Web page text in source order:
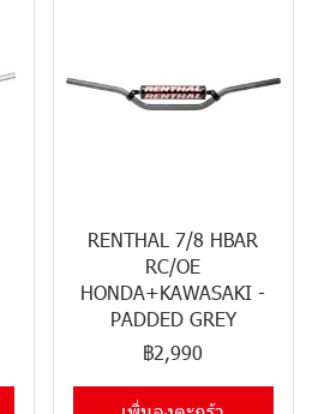
RENTHAL 7/8 HBAR
RC/OE
HONDA+KAWASAKI -
PADDED GREY
฿2,990